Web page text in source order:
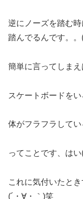
逆にノーズを踏む
踏んでるんです。。
簡単に言ってしまえ
スケートボードを
体がフラフラしてい
ってことです、はい
これに気付いたと
(´・∀・｀)笑